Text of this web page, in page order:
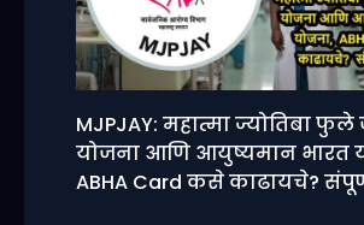
MJPJAY: महात्मा ज्योतिबा
योजना आणि आयुष्यमान भारत
ABHA Card कसे काढायचे?